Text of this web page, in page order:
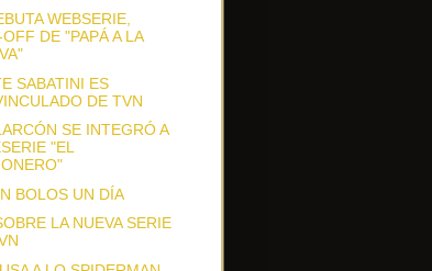
WEBSERIE,
DE "PAPÁ A LA
SABATINI ES
DE TVN
SE INTEGRÓ A
"EL
BOLOS UN DÍA
LA NUEVA SERIE